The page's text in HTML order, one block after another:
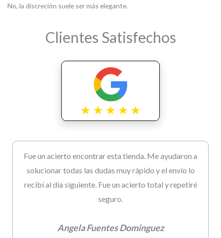
No, la discreción suele ser más elegante.
Clientes Satisfechos
Fue un acierto encontrar esta tienda. Me ayudaron a
solucionar todas las dudas muy rápido y el envío lo
recibí al día siguiente. Fue un acierto total y repetiré
seguro.
Angela Fuentes Dominguez